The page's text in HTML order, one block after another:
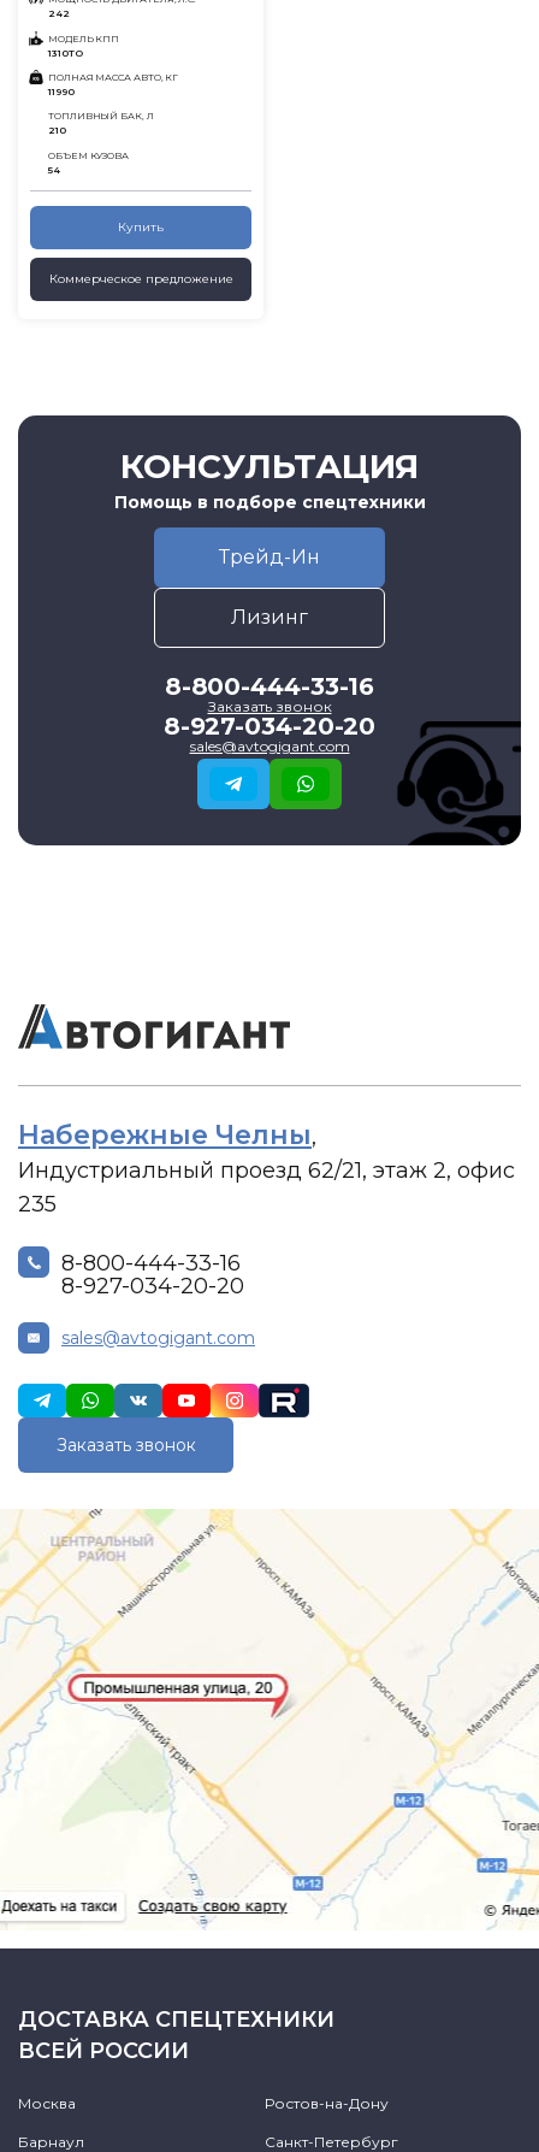
242
МОДЕЛЬ КПП
1310ТО
ПОЛНАЯ МАССА АВТО, КГ
11990
ТОПЛИВНЫЙ БАК, Л
210
ОБЪЕМ КУЗОВА
54
Купить
Коммерческое предложение
КОНСУЛЬТАЦИЯ
Помощь в подборе спецтехники
Трейд-Ин
Лизинг
8-800-444-33-16
Заказать звонок
8-927-034-20-20
sales@avtogigant.com
Набережные Челны,
Индустриальный проезд 62/21, этаж 2, офис
235
8-800-444-33-16
8-927-034-20-20
sales@avtogigant.com
Заказать звонок
ДОСТАВКА СПЕЦТЕХНИКИ
ВСЕЙ РОССИИ
Москва Ростов-на-Дону
Барнаул Санкт-Петербург